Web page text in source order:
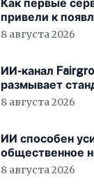
Как первые
привели к
8 августа 2026
ИИ-канал
размывает
8 августа 2026
ИИ способен
общественное
всём мире
8 августа 2026